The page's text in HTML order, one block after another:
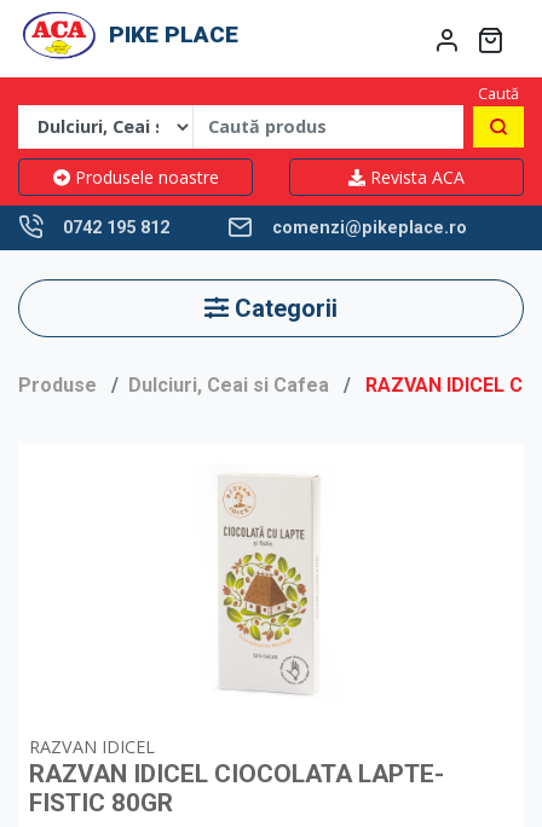
PIKE PLACE
Caută
Produsele noastre Revista ACA
0742 195 812 comenzi@pikeplace.ro
Categorii
Produse Dulciuri, Ceai si Cafea RAZVAN IDICEL
RAZVAN IDICEL
RAZVAN IDICEL CIOCOLATA LAPTE-
FISTIC 80GR